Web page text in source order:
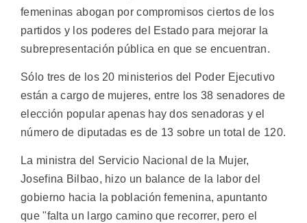
femeninas abogan por compromisos ciertos de los
partidos y los poderes del Estado para mejorar la
subrepresentación pública en que se encuentran.
Sólo tres de los 20 ministerios del Poder Ejecutivo
están a cargo de mujeres, entre los 38 senadores de
elección popular apenas hay dos senadoras y el
número de diputadas es de 13 sobre un total de 120.
La ministra del Servicio Nacional de la Mujer,
Josefina Bilbao, hizo un balance de la labor del
gobierno hacia la población femenina, apuntanto
que "falta un largo camino que recorrer, pero el